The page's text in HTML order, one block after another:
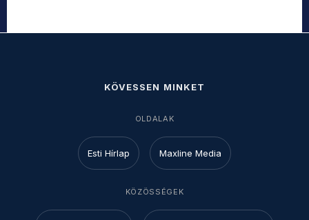
KÖVESSEN MINKET
OLDALAK
Esti Hírlap Maxline Media
KÖZÖSSÉGEK